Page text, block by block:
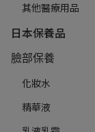
其他醫療用品
日本保養品
臉部保養
化妝水
精華液